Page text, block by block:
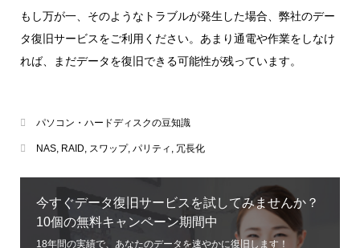
もし万が一、そのようなトラブルが発生した場合、弊社のデー
タ復旧サービスをご利用ください。あまり通電や作業をしなけ
れば、まだデータを復旧できる可能性が残っています。
パソコン・ハードディスクの豆知識
NAS, RAID, スワップ, パリティ , 冗長化
今すぐデータ復旧サービスを試してみませんか？
10個の無料キャンペーン期間中
18年間の実績で、あなたのデータを速やかに復旧します！